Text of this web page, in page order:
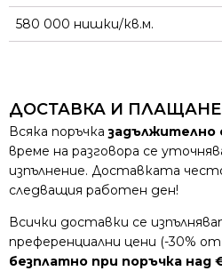
580 000 нишки/кв.м.
ДОСТАВКА И ПЛАЩАНЕ
Всяка поръчказадължително
време на разговора се
изпълнение. Доставката
следващия работен ден!
Всички доставки се
преференциални цени (-30%
безплатно при поръчка над